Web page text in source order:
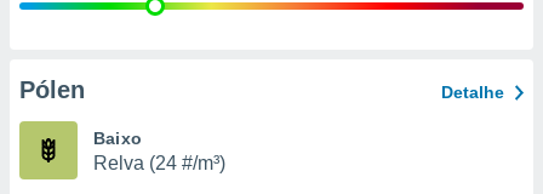
Pólen Detalhe
Baixo
Relva (24 #/m³)